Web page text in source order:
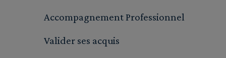
Accompagnement Professionnel
Valider ses acquis